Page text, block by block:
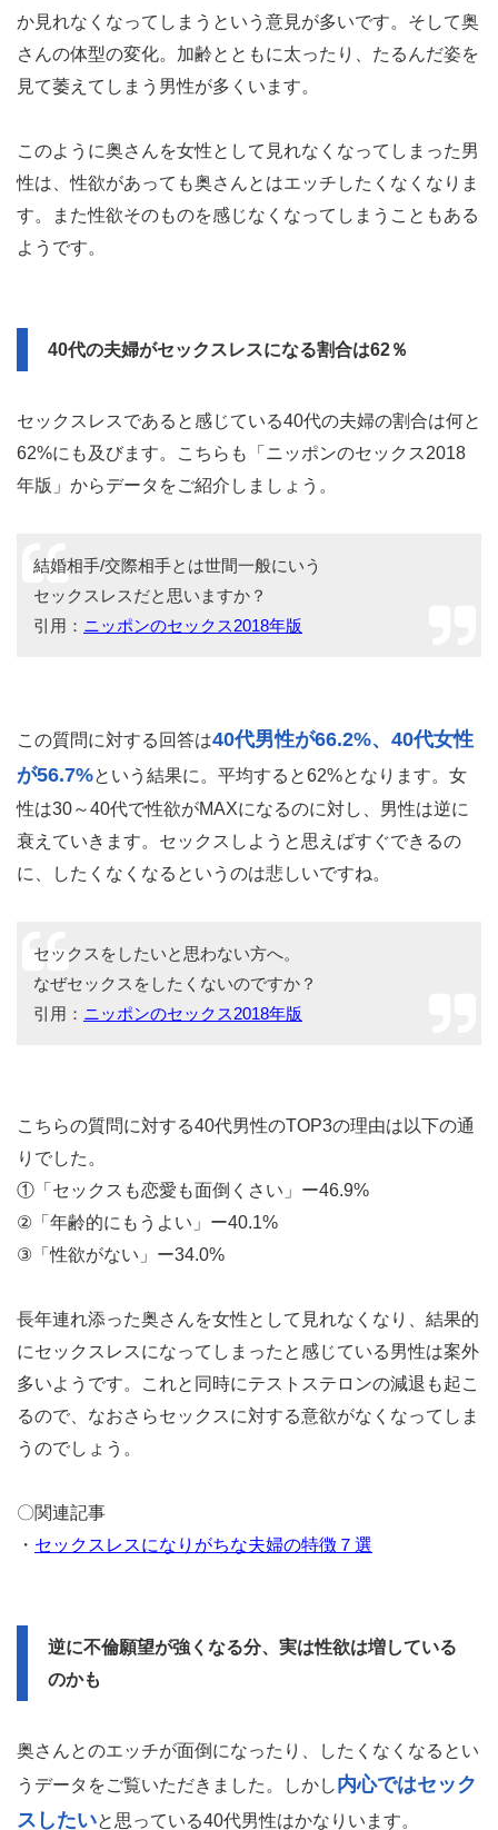
か見れなくなってしまうという意見が多いです。そして奥
さんの体型の変化。加齢とともに太ったり、たるんだ姿を
見て萎えてしまう男性が多くいます。
このように奥さんを女性として見れなくなってしまった男
性は、性欲があっても奥さんとはエッチしたくなくなりま
す。また性欲そのものを感じなくなってしまうこともある
ようです。
40代の夫婦がセックスレスになる割合は62％
セックスレスであると感じている40代の夫婦の割合は何と
62%にも及びます。こちらも「ニッポンのセックス2018
年版」からデータをご紹介しましょう。
結婚相手/交際相手とは世間一般にいう
セックスレスだと思いますか？
引用： ニッポンのセックス2018年版
この質問に対する回答は40代男性が66.2%、40代女性
が56.7%という結果に。平均すると62%となります。女
性は30～40代で性欲がMAXになるのに対し、男性は逆に
衰えていきます。セックスしようと思えばすぐできるの
に、したくなくなるというのは悲しいですね。
セックスをしたいと思わない方へ。
なぜセックスをしたくないのですか？
引用： ニッポンのセックス2018年版
こちらの質問に対する40代男性のTOP3の理由は以下の通
りでした。
①「セックスも恋愛も面倒くさい」ー46.9%
②「年齢的にもうよい」ー40.1%
③「性欲がない」ー34.0%
長年連れ添った奥さんを女性として見れなくなり、結果的
にセックスレスになってしまったと感じている男性は案外
多いようです。これと同時にテストステロンの減退も起こ
るので、なおさらセックスに対する意欲がなくなってしま
うのでしょう。
〇関連記事
・ セックスレスになりがちな夫婦の特徴７選
逆に不倫願望が強くなる分、実は性欲は増している
のかも
奥さんとのエッチが面倒になったり、したくなくなるとい
うデータをご覧いただきました。しかし内心ではセック
スしたいと思っている40代男性はかなりいます。